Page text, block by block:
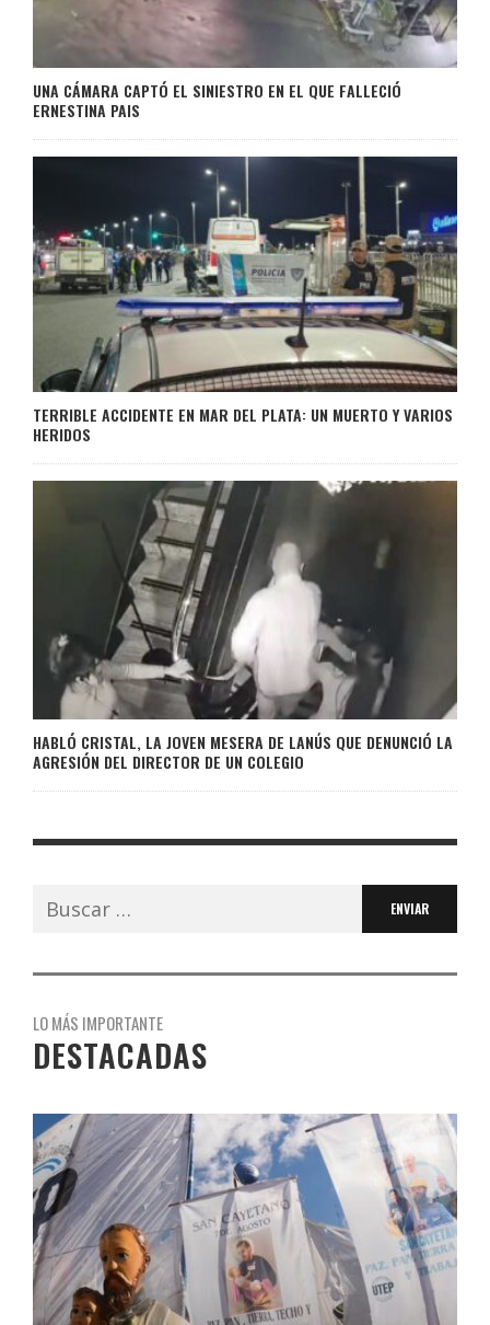
UNA CÁMARA CAPTÓ EL SINIESTRO EN EL QUE FALLECIÓ
ERNESTINA PAIS
TERRIBLE ACCIDENTE EN MAR DEL PLATA: UN MUERTO Y VARIOS
HERIDOS
HABLÓ CRISTAL, LA JOVEN MESERA DE LANÚS QUE DENUNCIÓ LA
AGRESIÓN DEL DIRECTOR DE UN COLEGIO
Buscar:
LO MÁS IMPORTANTE
DESTACADAS